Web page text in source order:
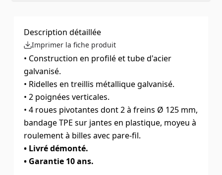
Description détaillée
Imprimer la fiche produit
• Construction en profilé et tube d'acier
galvanisé.
• Ridelles en treillis métallique galvanisé.
• 2 poignées verticales.
• 4 roues pivotantes dont 2 à freins Ø 125 mm,
bandage TPE sur jantes en plastique, moyeu à
roulement à billes avec pare-fil.
• Livré démonté.
• Garantie 10 ans.